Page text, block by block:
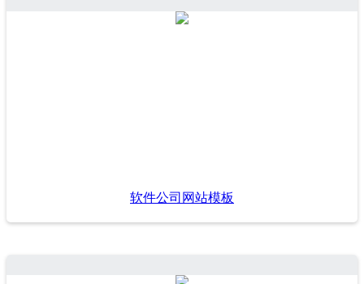
软件公司网站模板